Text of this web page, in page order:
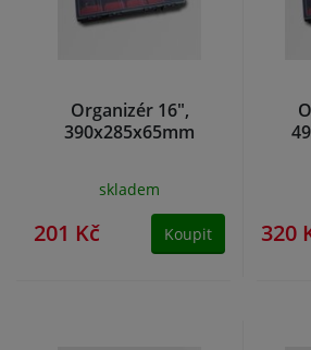
Organizér 16",
390x285x65mm
skladem
201 Kč Koupit 320